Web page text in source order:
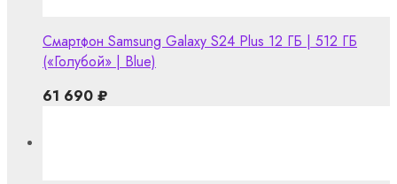
Смартфон Samsung Galaxy S24 Plus 12 ГБ | 512 ГБ
(«Голубой» | Blue)
61 690 ₽